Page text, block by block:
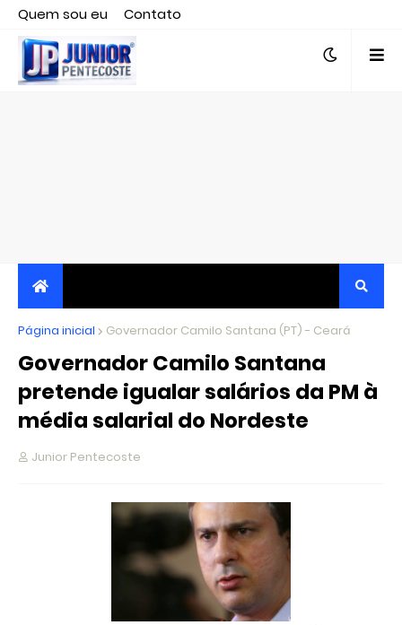
Quem sou eu
Contato
Editor responsável, jornalista Clovis Almeida.
JORNALISMO INDEPENDENTE, TRANSPARENTE E
CRÍTICO
Página inicial Governador Camilo Santana (PT) - Ceará
Governador Camilo Santana
pretende igualar salários da PM à
média salarial do Nordeste
Junior Pentecoste